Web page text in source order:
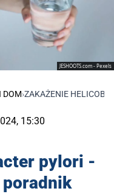
JESHOOTS.com - Pexels
DOM›ZAKAŻENIE
15:30
pylori -